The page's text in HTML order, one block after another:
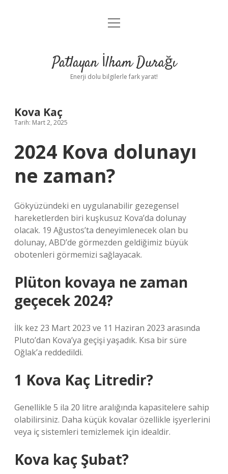
Anasayfa
Yasal Uyarı
menüyü
Patlayan İlham Durağı
Enerji dolu bilgilerle fark yarat!
Kova Kaç
Tarih: Mart 2, 2025
2024 Kova dolunayı
ne zaman?
Gökyüzündeki en uygulanabilir gezegensel
hareketlerden biri kuşkusuz Kova’da dolunay
olacak. 19 Ağustos’ta deneyimlenecek olan bu
dolunay, ABD’de görmezden geldiğimiz büyük
obotenleri görmemizi sağlayacak.
Plüton kovaya ne zaman
geçecek 2024?
İlk kez 23 Mart 2023 ve 11 Haziran 2023 arasında
Pluto’dan Kova’ya geçişi yaşadık. Kısa bir süre
Oğlak’a reddedildi.
1 Kova Kaç Litredir?
Genellikle 5 ila 20 litre aralığında kapasitelere sahip
olabilirsiniz. Daha küçük kovalar özellikle işyerlerini
veya iç sistemleri temizlemek için idealdir.
Kova kaç Şubat?